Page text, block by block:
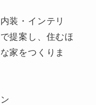
装・インテリ
提案し、住むほ
家をつくりま